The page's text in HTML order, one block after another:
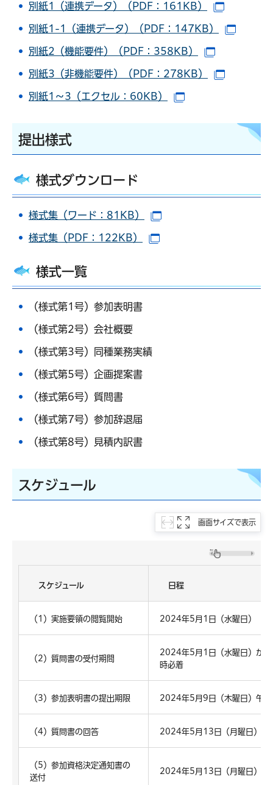
別紙1（連携データ）（PDF：161KB）
別紙1-1（連携データ）（PDF：147KB）
別紙2（機能要件）（PDF：358KB）
別紙3（非機能要件）（PDF：278KB）
別紙1～3（エクセル：60KB）
提出様式
様式ダウンロード
様式集（ワード：81KB）
様式集（PDF：122KB）
様式一覧
（様式第1号）参加表明書
（様式第2号）会社概要
（様式第3号）同種業務実績
（様式第5号）企画提案書
（様式第6号）質問書
（様式第7号）参加辞退届
（様式第8号）見積内訳書
スケジュール
画面サイズで表示
スケジュール 日程
（1）実施要領の閲覧開始 2024年5月1日（水曜日）
（2）質問書の受付期間
2024年5月1日（水曜日）か
時必着
（3）参加表明書の提出期限 2024年5月9日（木曜日）午
（4）質問書の回答 2024年5月13日（月曜日）ま
（5）参加資格決定通知書の
送付
2024年5月13日（月曜日）ま